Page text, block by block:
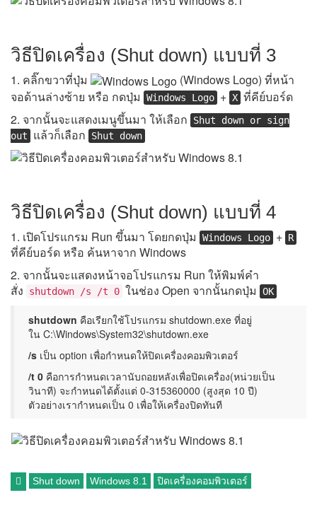
วิธีปิดเครื่อง (Shut down) แบบที่ 3
1. คลิ๊กขวาที่ปุ่ม
(Windows Logo) ที่หน้า
จอด้านล่างซ้าย หรือ กดปุ่ม
Windows Logo + X ที่คีย์บอร์ด
2. จากนั้นจะแสดงเมนูขึ้นมา ให้เลือก
Shut down or sign
out
แล้วก็เลือก Shut down
วิธีปิดเครื่อง (Shut down) แบบที่ 4
1. เปิดโปรแกรม Run ขึ้นมา โดยกดปุ่ม Windows Logo + R
ที่คีย์บอร์ด หรือ ค้นหาจาก Windows
2. จากนั้นจะแสดงหน้าจอโปรแกรม Run ให้พิมพ์คำ
สั่ง
shutdown /s /t 0 ในช่อง Open จากนั้นกดปุ่ม OK
shutdown คือเรียกใช้โปรแกรม shutdown.exe ที่อยู่
ใน C:\Windows\System32\shutdown.exe
/s เป็น option เพื่อกำหนดให้ปิดเครื่องคอมพิวเตอร์
/t 0 คือการกำหนดเวลานับถอยหลังเพื่อปิดเครื่อง(หน่วยเป็น
วินาที) จะกำหนดได้ตั้งแต่ 0-315360000 (สูงสุด 10 ปี)
ตัวอย่างเรากำหนดเป็น 0 เพื่อให้เครื่องปิดทันที
Shut down Windows 8.1 ปิดเครื่องคอมพิวเตอร์